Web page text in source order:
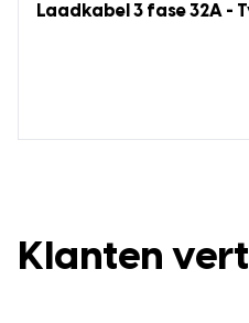
Laadkabel 3 fase 32A -
Klanten